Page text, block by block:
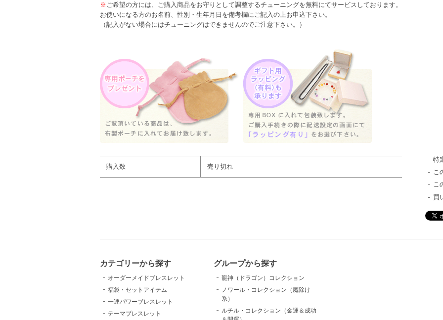
※ ご希望の方には、ご購入商品をお守りとして調整するチューニングを無料にてサービスしております。
お使いになる方のお名前、性別・生年月日を備考欄にご記入の上お申込下さい。
（記入がない場合にはチューニングはできませんのでご注意下さい。）
購入数 売り切れ
特
こ
こ
買
カテゴリーから探す
オーダーメイドブレスレット
福袋・セットアイテム
一連パワーブレスレット
テーマブレスレット
グループから探す
龍神（ドラゴン）コレクション
ノワール・コレクション（魔除け
系）
ルチル・コレクション（金運＆成功